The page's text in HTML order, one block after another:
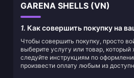
GARENA SHELLS (VN)
1. Как совершить покупку на
Чтобы совершить покупку, просто
выберите услугу или товар, который
следуйте инструкциям по
произвести оплату любым из